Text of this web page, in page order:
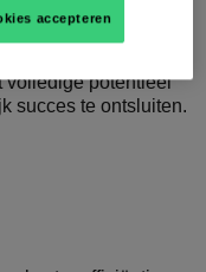
En dat terwijl men
volledige potentieel
succes te ontsluiten.
accepteren